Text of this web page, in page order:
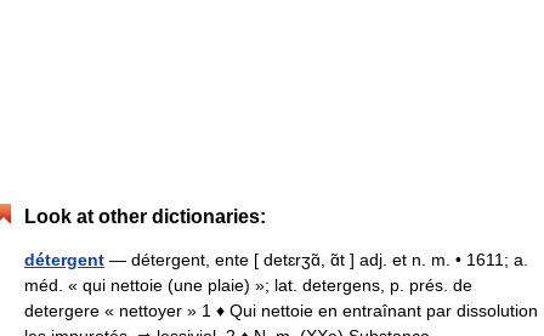
Look at other dictionaries:
détergent — détergent, ente [ detɛrʒɑ̃, ɑ̃t ] adj. et n. m. • 1611; a.
méd. « qui nettoie (une plaie) »; lat. detergens, p. prés. de
detergere « nettoyer » 1 ♦ Qui nettoie en entraînant par dissolution